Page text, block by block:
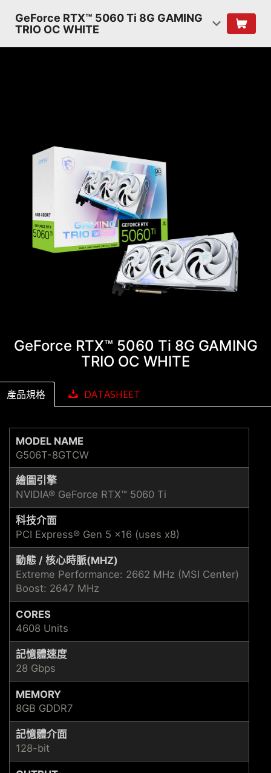
GeForce RTX™ 5060 Ti 8G GAMING
TRIO OC WHITE
GeForce RTX™ 5060 Ti 8G GAMING
TRIO OC WHITE
產品規格 DATASHEET
MODEL NAME
G506T-8GTCW
繪圖引擎
NVIDIA® GeForce RTX™ 5060 Ti
科技介面
PCI Express® Gen 5 x16 (uses x8)
動態 / 核心時脈(MHZ)
Extreme Performance: 2662 MHz (MSI Center)
Boost: 2647 MHz
CORES
4608 Units
記憶體速度
28 Gbps
MEMORY
8GB GDDR7
記憶體介面
128-bit